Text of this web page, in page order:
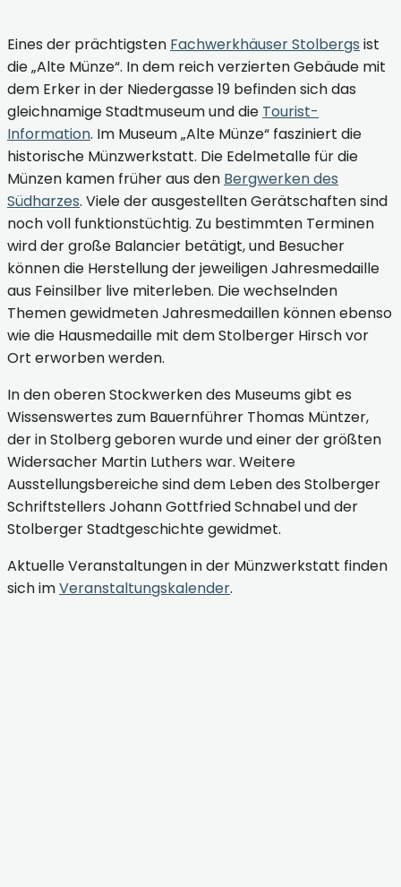
Eines der prächtigsten Fachwerkhäuser Stolbergs ist
die „Alte Münze“. In dem reich verzierten Gebäude mit
dem Erker in der Niedergasse 19 befinden sich das
gleichnamige Stadtmuseum und die Tourist-
Information. Im Museum „Alte Münze“ fasziniert die
historische Münzwerkstatt. Die Edelmetalle für die
Münzen kamen früher aus den Bergwerken des
Südharzes. Viele der ausgestellten Gerätschaften sind
noch voll funktionstüchtig. Zu bestimmten Terminen
wird der große Balancier betätigt, und Besucher
können die Herstellung der jeweiligen Jahresmedaille
aus Feinsilber live miterleben. Die wechselnden
Themen gewidmeten Jahresmedaillen können ebenso
wie die Hausmedaille mit dem Stolberger Hirsch vor
Ort erworben werden.
In den oberen Stockwerken des Museums gibt es
Wissenswertes zum Bauernführer Thomas Müntzer,
der in Stolberg geboren wurde und einer der größten
Widersacher Martin Luthers war. Weitere
Ausstellungsbereiche sind dem Leben des Stolberger
Schriftstellers Johann Gottfried Schnabel und der
Stolberger Stadtgeschichte gewidmet.
Aktuelle Veranstaltungen in der Münzwerkstatt finden
sich imVeranstaltungskalender.